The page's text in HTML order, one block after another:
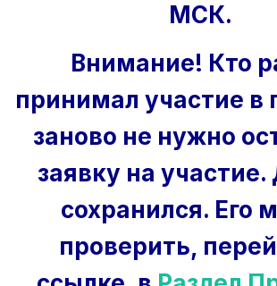
МСК.
Внимание! Кто
принимал участие в
заново не нужно
заявку на участие.
сохранился. Его
проверить,